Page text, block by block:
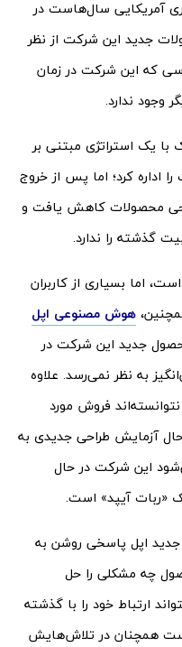
آمریکایی سال‌هاست در
جدید این شرکت از نظر
که این شرکت در زمان
وجود ندارد.
یک استراتژی مبتنی بر
اداره کرد؛ اما پس از خروج
نوآوری در طراحی محصولات کاهش یافت و
گذشته را ندارد.
اما بسیاری از کاربران
هوش مصنوعی اپل
محصول جدید این شرکت در
به نظر نمی‌رسد. علاوه
فروش مورد
حال آزمایش طراحی جدیدی به
می‌شود این شرکت در حال
«ربات آیپد» است.
اپل پاسخی روشن به
چه مشکلی را حل
ارتباط خود را با گذشته
است همچنان در تلاش‌هایش